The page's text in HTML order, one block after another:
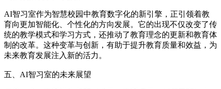
AI智习室作为智慧校园中教育数字化的新引擎，正引领着教
育向更加智能化、个性化的方向发展。它的出现不仅改变了传
统的教学模式和学习方式，还推动了教育理念的更新和教育体
制的改革。这种变革与创新，有助于提升教育质量和效益，为
未来教育发展注入新的活力。
五、AI智习室的未来展望